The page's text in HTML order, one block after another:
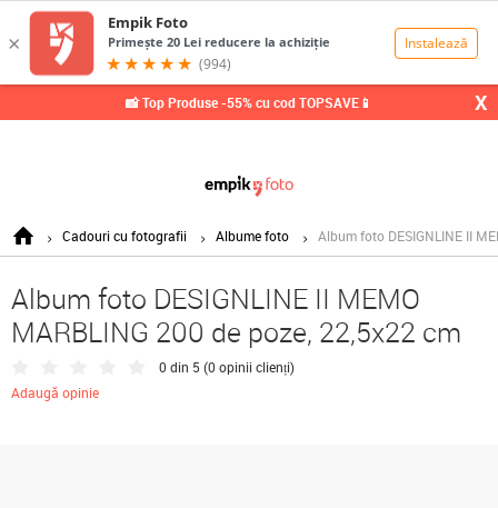
📸 Top Produse -55% cu cod TOPSAVE📱 X
Cadouri cu fotografii Albume foto Album foto DESIGNLINE II
Album foto DESIGNLINE II MEMO
MARBLING 200 de poze, 22,5x22 cm
0 din 5 (0 opinii clienți)
Adaugă opinie